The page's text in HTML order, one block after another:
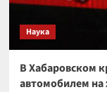
Наука
В Хабаровском
автомобилем на